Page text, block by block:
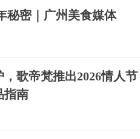
秘密｜广州美食媒体
歌帝梵推出2026情人节
指南